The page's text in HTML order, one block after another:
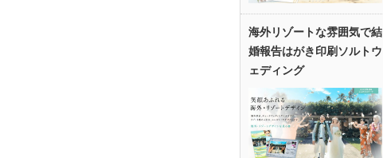
海外リゾートな雰囲気で結
婚報告はがき印刷ソルトウ
ェディング